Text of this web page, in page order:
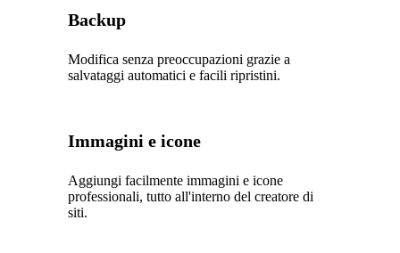
Backup
Modifica senza preoccupazioni grazie a
salvataggi automatici e facili ripristini.
Immagini e icone
Aggiungi facilmente immagini e icone
professionali, tutto all'interno del creatore di
siti.